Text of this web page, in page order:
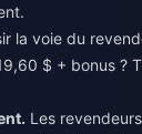
la voie du
$ + bonus ?
Les